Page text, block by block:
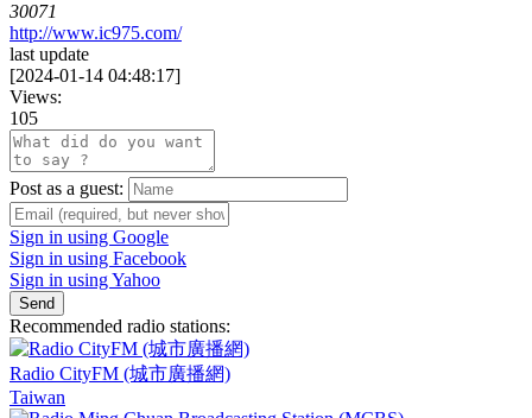
30071
http://www.ic975.com/
last update
[2024-01-14 04:48:17]
Views:
105
Post as a guest:
Sign in using Google
Sign in using Facebook
Sign in using Yahoo
Send
Recommended radio stations:
Radio CityFM (城市廣播網)
Taiwan